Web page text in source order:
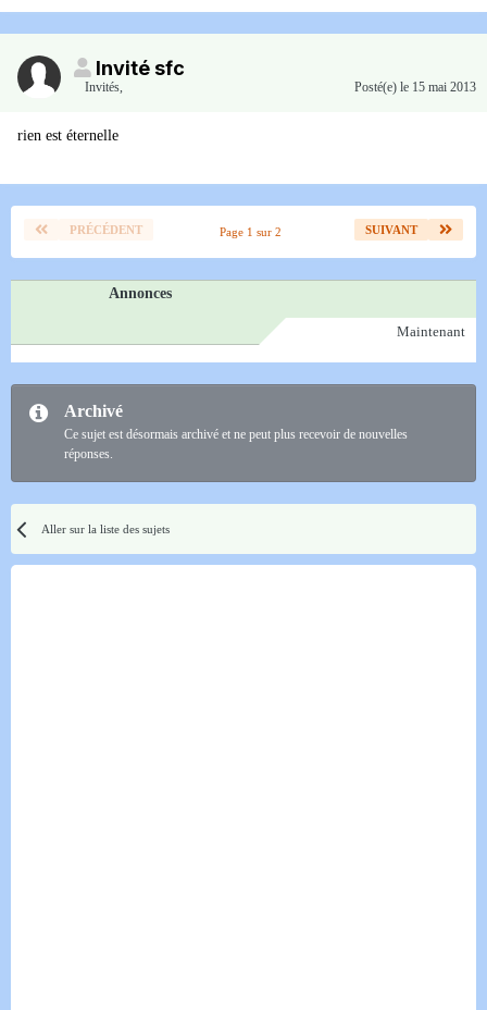
Invité sfc
Invités, Posté(e) le 15 mai 2013
rien est éternelle
PRÉCÉDENT SUIVANT
Page 1 sur 2
Annonces
Maintenant
Archivé
Ce sujet est désormais archivé et ne peut plus recevoir de nouvelles
réponses.
Aller sur la liste des sujets